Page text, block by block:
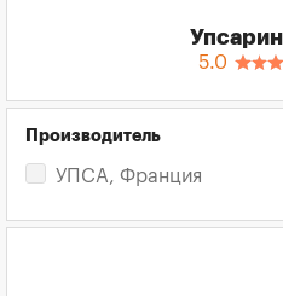
5.0
Производитель
УПСА, Франция